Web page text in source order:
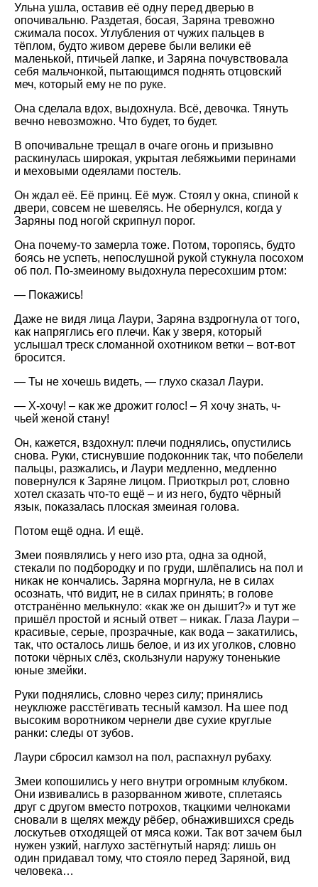
Ульна ушла, оставив её одну перед дверью в
опочивальню. Раздетая, босая, Заряна тревожно
сжимала посох. Углубления от чужих пальцев в
тёплом, будто живом дереве были велики её
маленькой, птичьей лапке, и Заряна почувствовала
себя мальчонкой, пытающимся поднять отцовский
меч, который ему не по руке.
Она сделала вдох, выдохнула. Всё, девочка. Тянуть
вечно невозможно. Что будет, то будет.
В опочивальне трещал в очаге огонь и призывно
раскинулась широкая, укрытая лебяжьими перинами
и меховыми одеялами постель.
Он ждал её. Её принц. Её муж. Стоял у окна, спиной к
двери, совсем не шевелясь. Не обернулся, когда у
Заряны под ногой скрипнул порог.
Она почему-то замерла тоже. Потом, торопясь, будто
боясь не успеть, непослушной рукой стукнула посохом
об пол. По-змеиному выдохнула пересохшим ртом:
— Покажись!
Даже не видя лица Лаури, Заряна вздрогнула от того,
как напряглись его плечи. Как у зверя, который
услышал треск сломанной охотником ветки – вот-вот
бросится.
— Ты не хочешь видеть, — глухо сказал Лаури.
— Х-хочу! – как же дрожит голос! – Я хочу знать, ч-
чьей женой стану!
Он, кажется, вздохнул: плечи поднялись, опустились
снова. Руки, стиснувшие подоконник так, что побелели
пальцы, разжались, и Лаури медленно, медленно
повернулся к Заряне лицом. Приоткрыл рот, словно
хотел сказать что-то ещё – и из него, будто чёрный
язык, показалась плоская змеиная голова.
Потом ещё одна. И ещё.
Змеи появлялись у него изо рта, одна за одной,
стекали по подбородку и по груди, шлёпались на пол и
никак не кончались. Заряна моргнула, не в силах
осознать, что́ видит, не в силах принять; в голове
отстранённо мелькнуло: «как же он дышит?» и тут же
пришёл простой и ясный ответ – никак. Глаза Лаури –
красивые, серые, прозрачные, как вода – закатились,
так, что осталось лишь белое, и из их уголков, словно
потоки чёрных слёз, скользнули наружу тоненькие
юные змейки.
Руки поднялись, словно через силу; принялись
неуклюже расстёгивать тесный камзол. На шее под
высоким воротником чернели две сухие круглые
ранки: следы от зубов.
Лаури сбросил камзол на пол, распахнул рубаху.
Змеи копошились у него внутри огромным клубком.
Они извивались в разорванном животе, сплетаясь
друг с другом вместо потрохов, ткацкими челноками
сновали в щелях между рёбер, обнажившихся средь
лоскутьев отходящей от мяса кожи. Так вот зачем был
нужен узкий, наглухо застёгнутый наряд: лишь он
один придавал тому, что стояло перед Заряной, вид
человека…